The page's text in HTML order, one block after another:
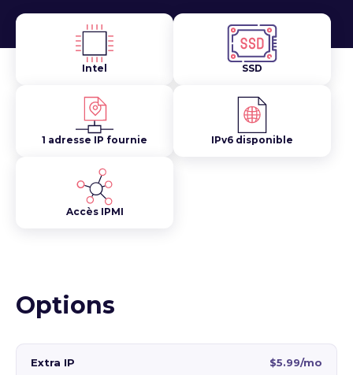
Intel SSD
1 adresse IP fournie IPv6 disponible
Accès IPMI
Options
Extra IP $5.99/mo